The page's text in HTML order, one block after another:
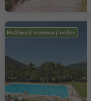
Możliwość rezerwacji online